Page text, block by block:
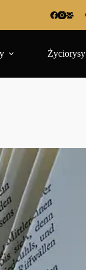
Życiorysy